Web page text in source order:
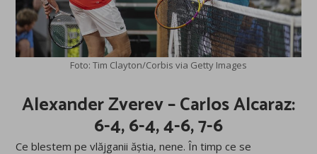
Foto: Tim Clayton/Corbis via Getty Images
Alexander Zverev – Carlos Alcaraz:
6-4, 6-4, 4-6, 7-6
Ce blestem pe vlăjganii ăștia, nene. În timp ce se